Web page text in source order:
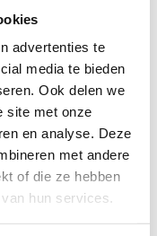
advertenties te
media te bieden
Ook delen we
site met onze
en analyse. Deze
met andere
of die ze hebben
hun services.
uitdagingen zoals
blog legt uit waarom
zijn tijdens
om het vocht- en
gel zoals Equi
en hoe Medi-Clay helpt
praktische tips en
dat je paard de zomer